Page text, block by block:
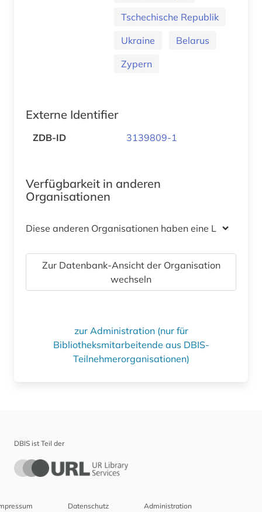
Tschechische Republik
Ukraine
Belarus
Zypern
Externe Identifier
ZDB-ID 3139809-1
Verfügbarkeit in anderen
Organisationen
Diese anderen Organisationen haben eine Lizenz
Zur Datenbank-Ansicht der Organisation
wechseln
zur Administration (nur für
Bibliotheksmitarbeitende aus DBIS-
Teilnehmerorganisationen)
DBIS ist Teil der
Datenschutz Administration